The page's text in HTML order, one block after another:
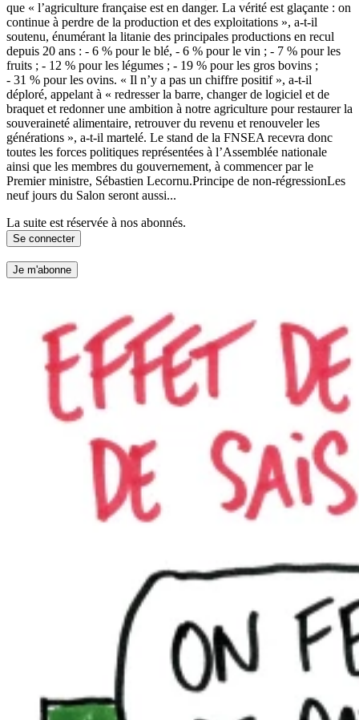
que « l’agriculture française est en danger. La vérité est glaçante : on
continue à perdre de la production et des exploitations », a-t-il
soutenu, énumérant la litanie des principales productions en recul
depuis 20 ans : - 6 % pour le blé, - 6 % pour le vin ; - 7 % pour les
fruits ; - 12 % pour les légumes ; - 19 % pour les gros bovins ;
- 31 % pour les ovins. « Il n’y a pas un chiffre positif », a-t-il
déploré, appelant à « redresser la barre, changer de logiciel et de
braquet et redonner une ambition à notre agriculture pour restaurer la
souveraineté alimentaire, retrouver du revenu et renouveler les
générations », a-t-il martelé. Le stand de la FNSEA recevra donc
toutes les forces politiques représentées à l’Assemblée nationale
ainsi que les membres du gouvernement, à commencer par le
Premier ministre, Sébastien Lecornu.Principe de non-régressionLes
neuf jours du Salon seront aussi...
La suite est réservée à nos abonnés.
Se connecter
Je m'abonne